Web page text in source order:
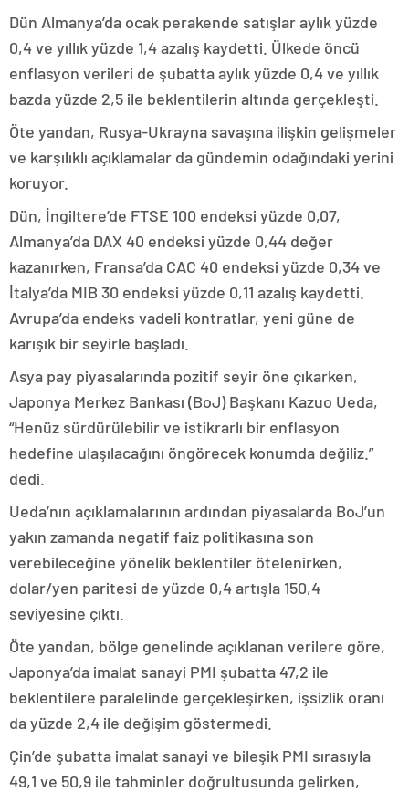
Dün Almanya’da ocak perakende satışlar aylık yüzde
0,4 ve yıllık yüzde 1,4 azalış kaydetti. Ülkede öncü
enflasyon verileri de şubatta aylık yüzde 0,4 ve yıllık
bazda yüzde 2,5 ile beklentilerin altında gerçekleşti.
Öte yandan, Rusya-Ukrayna savaşına ilişkin gelişmeler
ve karşılıklı açıklamalar da gündemin odağındaki yerini
koruyor.
Dün, İngiltere’de FTSE 100 endeksi yüzde 0,07,
Almanya’da DAX 40 endeksi yüzde 0,44 değer
kazanırken, Fransa’da CAC 40 endeksi yüzde 0,34 ve
İtalya’da MIB 30 endeksi yüzde 0,11 azalış kaydetti.
Avrupa’da endeks vadeli kontratlar, yeni güne de
karışık bir seyirle başladı.
Asya pay piyasalarında pozitif seyir öne çıkarken,
Japonya Merkez Bankası (BoJ) Başkanı Kazuo Ueda,
“Henüz sürdürülebilir ve istikrarlı bir enflasyon
hedefine ulaşılacağını öngörecek konumda değiliz.”
dedi.
Ueda’nın açıklamalarının ardından piyasalarda BoJ’un
yakın zamanda negatif faiz politikasına son
verebileceğine yönelik beklentiler ötelenirken,
dolar/yen paritesi de yüzde 0,4 artışla 150,4
seviyesine çıktı.
Öte yandan, bölge genelinde açıklanan verilere göre,
Japonya’da imalat sanayi PMI şubatta 47,2 ile
beklentilere paralelinde gerçekleşirken, işsizlik oranı
da yüzde 2,4 ile değişim göstermedi.
Çin’de şubatta imalat sanayi ve bileşik PMI sırasıyla
49,1 ve 50,9 ile tahminler doğrultusunda gelirken,